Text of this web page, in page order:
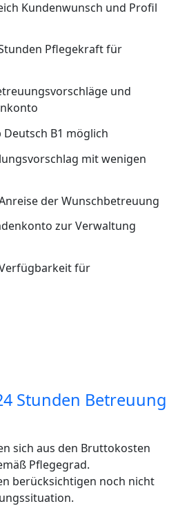
Kundenwunsch und Profil
Pflegekraft für
und
B1 möglich
mit wenigen
der Wunschbetreuung
zur Verwaltung
für
Stunden Betreuung
sich aus den Bruttokosten
Pflegegrad.
berücksichtigen noch nicht